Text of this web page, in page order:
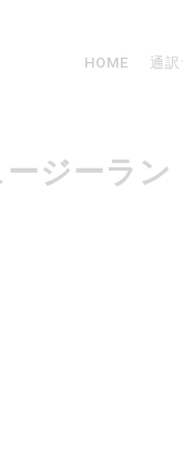
HOME 通
ジーラン